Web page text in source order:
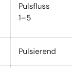
Pulsfluss
1–5
Pulsierend